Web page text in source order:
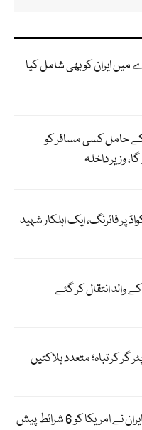
ایران کو بھی شامل کیا
حامل کسی مسافر کو
وزیر داخلہ
پر فائرنگ، ایک اہلکار شہید
والد انتقال کر گئے
آبنائے ہرمز کھولنے کیلئے ایران نے امریکا کو 6 شرائط پیش